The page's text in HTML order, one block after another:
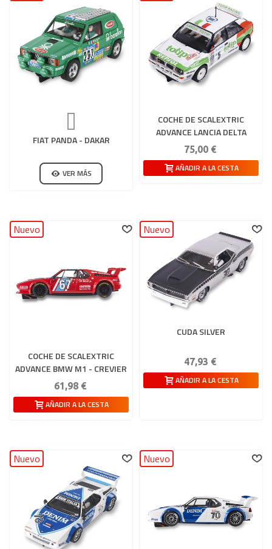
FIAT PANDA - DAKAR
VER MÁS
COCHE DE SCALEXTRIC
ADVANCE LANCIA DELTA
INTEGRALE - TOTIP
75,00 €
AÑADIR A LA CESTA
Nuevo
COCHE DE SCALEXTRIC
ADVANCE BMW M1 - CREVIER
RACING
61,98 €
AÑADIR A LA CESTA
Nuevo
CUDA SILVER
47,93 €
AÑADIR A LA CESTA
Nuevo Nuevo